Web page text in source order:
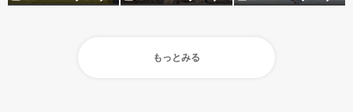
もっとみる